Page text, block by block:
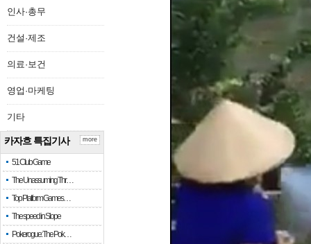
인사·총무
건설·제조
의료·보건
영업·마케팅
기타
카자흐 특집기사
51 Club Game
The Unassuming Thr…
Top Platform Games…
The speed in Slope
Pokerogue: The Pok…
more